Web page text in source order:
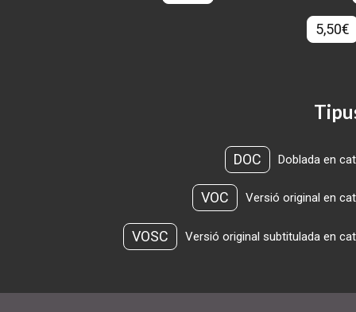
5,50€
DOC Doblada en
VOC Versió original en
VOSC Versió original subtitulada en